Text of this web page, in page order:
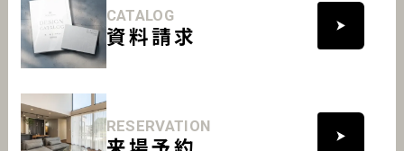
CATALOG
資料請求
RESERVATION